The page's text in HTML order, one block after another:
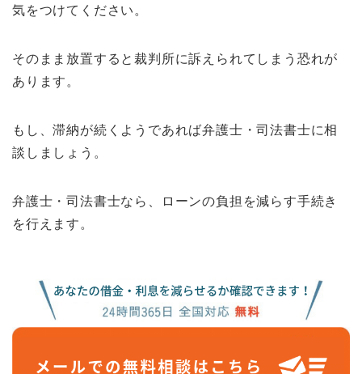
気をつけてください。
そのまま放置すると裁判所に訴えられてしまう恐れが
あります。
もし、滞納が続くようであれば弁護士・司法書士に相
談しましょう。
弁護士・司法書士なら、ローンの負担を減らす手続き
を行えます。